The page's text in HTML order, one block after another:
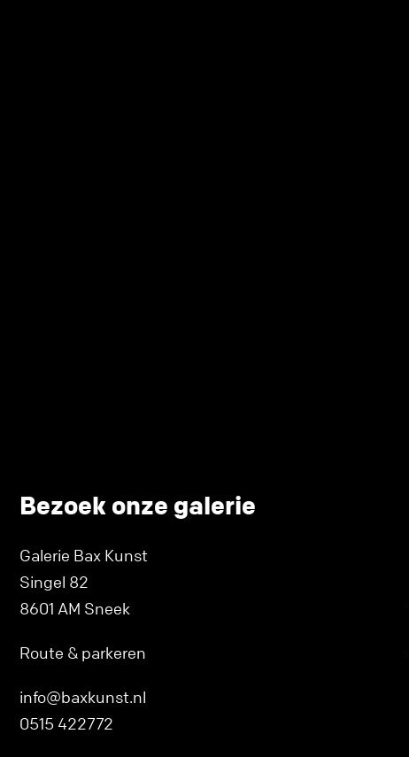
Bezoek onze galerie
Galerie Bax Kunst
Singel 82
8601 AM Sneek
Route & parkeren
info@baxkunst.nl
0515 422772